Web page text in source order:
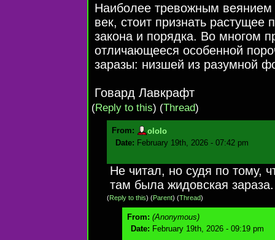
Наиболее тревожным веянием
век, стоит признать
закона и порядка. Во многом
отличающееся особенной
заразы: низшей из разумной
Говард Лавкрафт
(Reply to this) (Thread)
From:
ololo
Date: February 19th, 2026 - 07:42 pm
Не читал, но судя по тому,
там была жидовская зараза.
(Reply to this) (Parent) (Thread)
From: (Anonymous)
Date: February 19th, 2026 - 09:19 pm